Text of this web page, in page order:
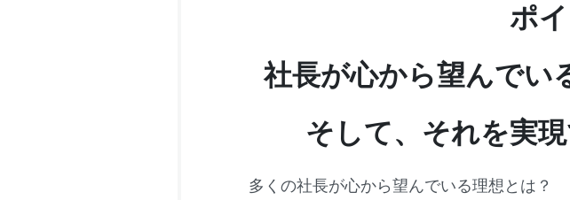
ポイ
社長が心から望んでい
そして、それを実
多くの社長が心から望んでいる理想とは？